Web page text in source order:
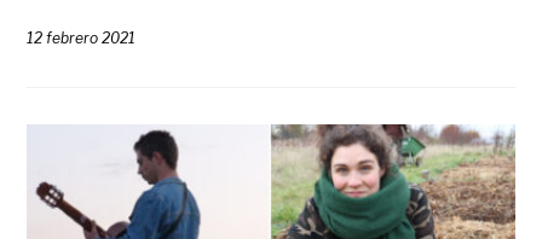
12 febrero 2021